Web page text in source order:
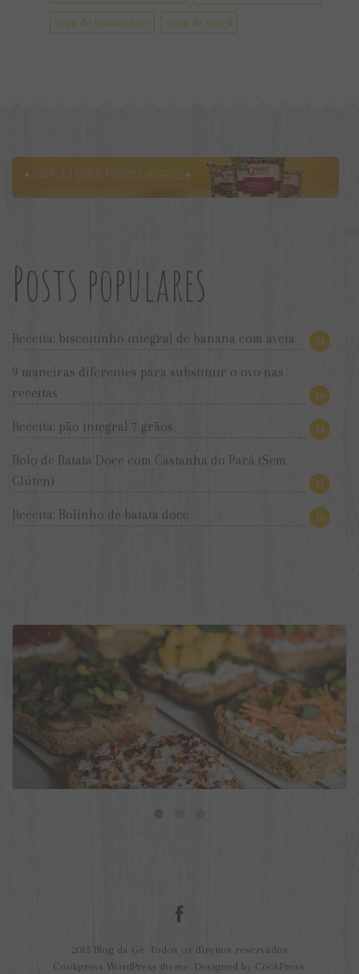
sopa de batata doce sopa de maçã
Posts populares
Receita: biscoitinho integral de banana com aveia 24
9 maneiras diferentes para substituir o ovo nas
receitas
16
Receita: pão integral 7 grãos 14
Bolo de Batata Doce com Castanha do Pará (Sem
Glúten)
11
Receita: Bolinho de batata doce 10
2015 Blog da Gê. Todos os direitos reservados
Cookpress WordPress theme. Designed by CookPress.